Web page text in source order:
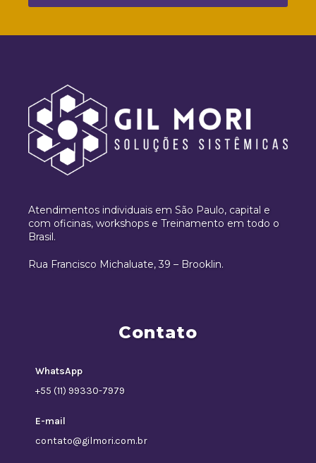
Atendimentos individuais em São Paulo, capital e
com oficinas, workshops e Treinamento em todo o
Brasil.
Rua Francisco Michaluate, 39 – Brooklin.
Contato
WhatsApp
+55 (11) 99330-7979
E-mail
contato@gilmori.com.br